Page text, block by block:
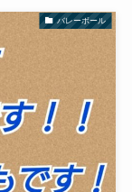
バレーボール